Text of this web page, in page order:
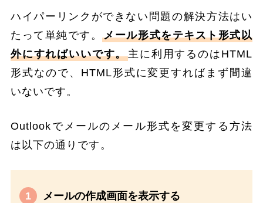
ハイパーリンクができない問題の解決方法はい
たって単純です。メール形式をテキスト形式以
外にすればいいです。主に利用するのはHTML
形式なので、HTML形式に変更すればまず間違
いないです。
Outlookでメールのメール形式を変更する方法
は以下の通りです。
メールの作成画面を表示する